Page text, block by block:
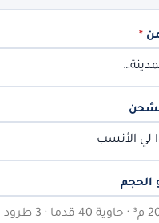
*
الحجم